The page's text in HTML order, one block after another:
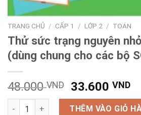
TRANG CHỦ / CẤP 1 / LỚP 2 / TOÁN
Thử sức trạng nguyên
(dùng chung cho các bộ
48.000VND
Giá
gốc
là:
33.600VNDGiá
Thử sức trạng nguyên nhỏ tuổi Toán
THÊM VÀO GIỎ